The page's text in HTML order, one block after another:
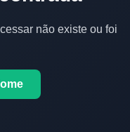
não existe ou foi